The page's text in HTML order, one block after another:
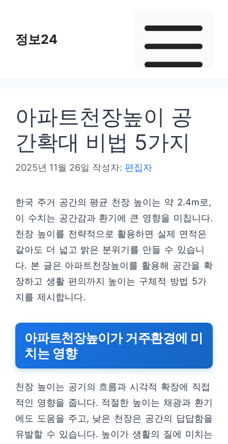
정보24
아파트천장높이 공
간확대 비법 5가지
2025년 11월 26일 작성자: 편집자
한국 주거 공간의 평균 천장 높이는 약 2.4m로,
이 수치는 공간감과 환기에 큰 영향을 미칩니다.
천장 높이를 전략적으로 활용하면 실제 면적은
같아도 더 넓고 밝은 분위기를 만들 수 있습니
다. 본 글은 아파트천장높이를 활용해 공간을 확
장하고 생활 편의까지 높이는 구체적 방법 5가
지를 제시합니다.
아파트천장높이가 거주환경에 미
치는 영향
천장 높이는 공기의 흐름과 시각적 확장에 직접
적인 영향을 줍니다. 적절한 높이는 채광과 환기
에도 도움을 주고, 낮은 천장은 공간의 답답함을
유발할 수 있습니다. 높이가 생활의 질에 미치는